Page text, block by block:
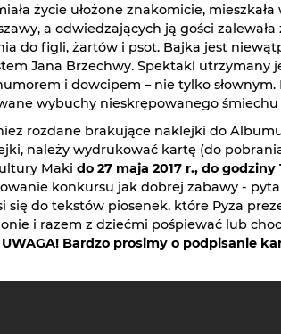
życie ułożone znakomicie,
a odwiedzających ją gości zalewała
do figli, żartów i psot. Bajka jest
Jana Brzechwy. Spektakl utrzymany
i dowcipem – nie tylko
wybuchy nieskrępowanego
rozdane brakujące naklejki do
należy wydrukować kartę (do
Maki do 27 maja 2017 r., do godziny
konkursu jak dobrej zabawy -
do tekstów piosenek, które Pyza
i razem z dziećmi pośpiewać lub
UWAGA! Bardzo prosimy o podpisanie